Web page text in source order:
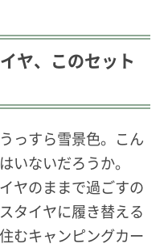
ヤ、このセット
っすら雪景色。こん
いないだろうか。
ヤのままで過ごすの
タイヤに履き替える
むキャンピングカー